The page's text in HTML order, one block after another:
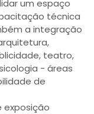
um espaço
técnica
a integração
teatro,
- áreas
de
exposição